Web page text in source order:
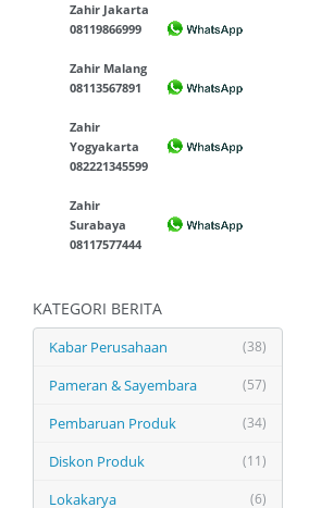
Zahir Jakarta
08119866999
Zahir Malang
08113567891
Zahir
Yogyakarta
082221345599
Zahir
Surabaya
08117577444
KATEGORI BERITA
(38)
Kabar Perusahaan
(57)
Pameran & Sayembara
(34)
Pembaruan Produk
(11)
Diskon Produk
(6)
Lokakarya